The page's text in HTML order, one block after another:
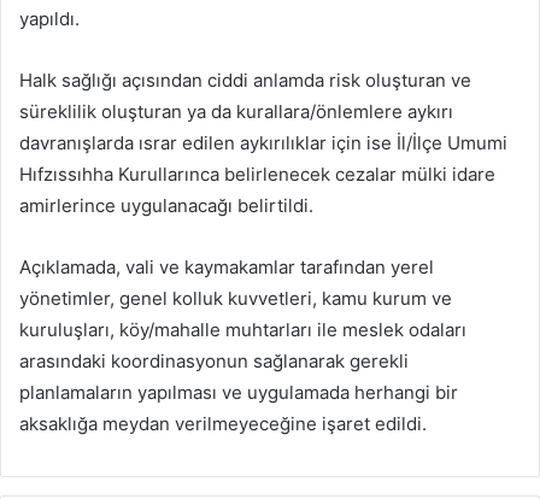
yapıldı.
Halk sağlığı açısından ciddi anlamda risk oluşturan ve
süreklilik oluşturan ya da kurallara/önlemlere aykırı
davranışlarda ısrar edilen aykırılıklar için ise İl/İlçe Umumi
Hıfzıssıhha Kurullarınca belirlenecek cezalar mülki idare
amirlerince uygulanacağı belirtildi.
Açıklamada, vali ve kaymakamlar tarafından yerel
yönetimler, genel kolluk kuvvetleri, kamu kurum ve
kuruluşları, köy/mahalle muhtarları ile meslek odaları
arasındaki koordinasyonun sağlanarak gerekli
planlamaların yapılması ve uygulamada herhangi bir
aksaklığa meydan verilmeyeceğine işaret edildi.